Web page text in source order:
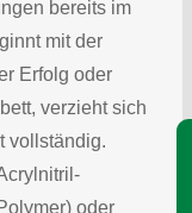
bereits im
mit der
Erfolg oder
verzieht sich
vollständig.
oder